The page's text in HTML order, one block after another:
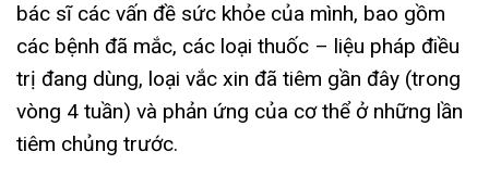
bác sĩ các vấn đề sức khỏe của mình, bao gồm
các bệnh đã mắc, các loại thuốc – liệu pháp điều
trị đang dùng, loại vắc xin đã tiêm gần đây (trong
vòng 4 tuần) và phản ứng của cơ thể ở những lần
tiêm chủng trước.